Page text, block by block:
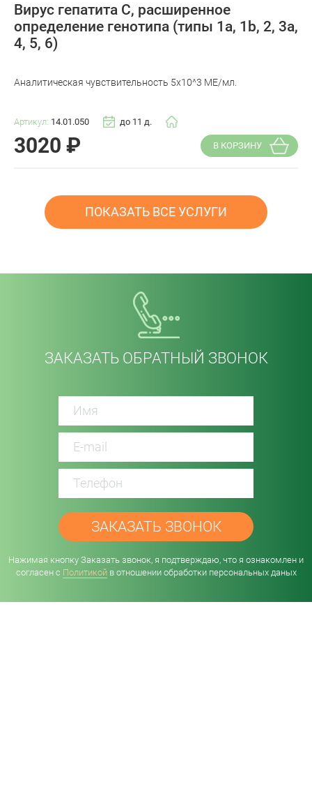
Вирус гепатита С, расширенное
определение генотипа (типы 1а, 1b, 2, 3a,
4, 5, 6)
Аналитическая чувствительность 5x10^3 МЕ/мл.
Артикул: 14.01.050 до 11 д.
3020 ₽ В КОРЗИНУ
ПОКАЗАТЬ ВСЕ УСЛУГИ
ЗАКАЗАТЬ ОБРАТНЫЙ ЗВОНОК
Нажимая кнопку Заказать звонок, я подтверждаю, что я ознакомлен и
согласен с Политикойв отношении обработки персональных даных